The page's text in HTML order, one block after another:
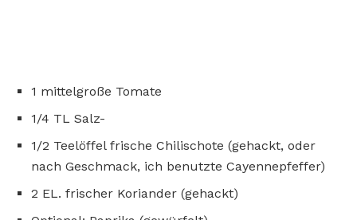
1 mittelgroße Tomate
1/4 TL Salz-
1/2 Teelöffel frische Chilischote (gehackt, oder
nach Geschmack, ich benutzte Cayennepfeffer)
2 EL. frischer Koriander (gehackt)